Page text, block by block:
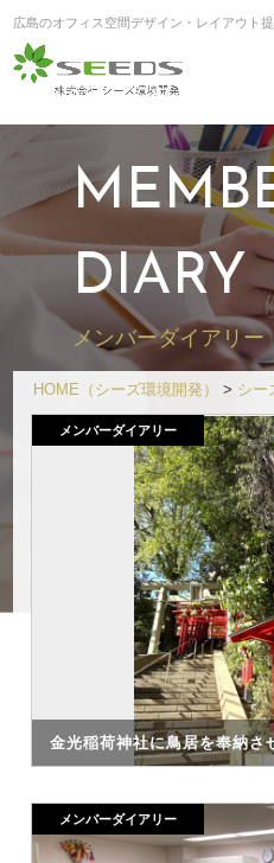
広島のオフィス空間デザイン・レイアウト
DIARY
メンバーダイアリー
HOME （シーズ環境開発） > シー
メンバーダイアリー
金光稲荷神社に鳥居を奉納さ
メンバーダイアリー